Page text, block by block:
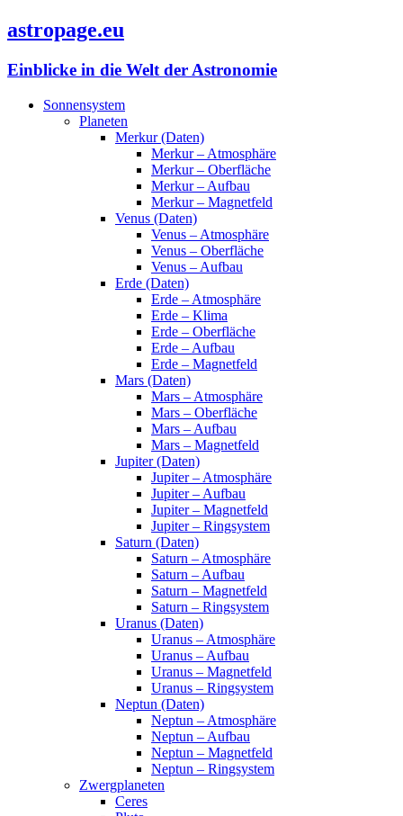
astropage.eu
Einblicke in die Welt der Astronomie
Sonnensystem
Planeten
Merkur (Daten)
Merkur – Atmosphäre
Merkur – Oberfläche
Merkur – Aufbau
Merkur – Magnetfeld
Venus (Daten)
Venus – Atmosphäre
Venus – Oberfläche
Venus – Aufbau
Erde (Daten)
Erde – Atmosphäre
Erde – Klima
Erde – Oberfläche
Erde – Aufbau
Erde – Magnetfeld
Mars (Daten)
Mars – Atmosphäre
Mars – Oberfläche
Mars – Aufbau
Mars – Magnetfeld
Jupiter (Daten)
Jupiter – Atmosphäre
Jupiter – Aufbau
Jupiter – Magnetfeld
Jupiter – Ringsystem
Saturn (Daten)
Saturn – Atmosphäre
Saturn – Aufbau
Saturn – Magnetfeld
Saturn – Ringsystem
Uranus (Daten)
Uranus – Atmosphäre
Uranus – Aufbau
Uranus – Magnetfeld
Uranus – Ringsystem
Neptun (Daten)
Neptun – Atmosphäre
Neptun – Aufbau
Neptun – Magnetfeld
Neptun – Ringsystem
Zwergplaneten
Ceres